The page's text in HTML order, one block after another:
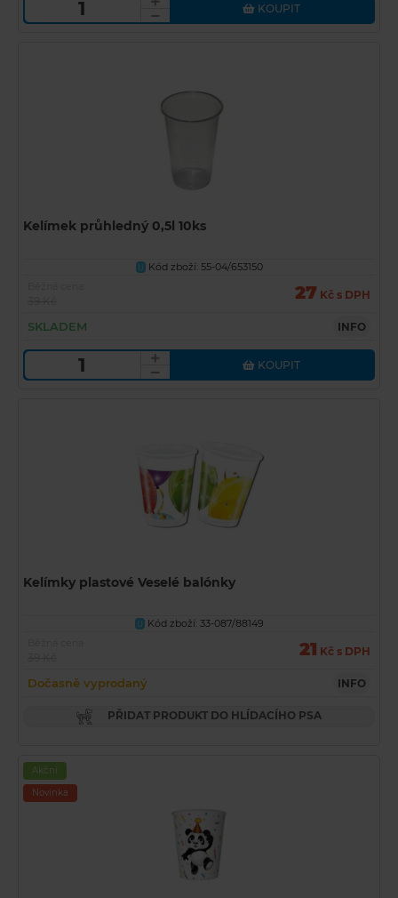
KOUPIT
Kelímek průhledný 0,5l 10ks
U Kód zboží: 55-04/653150
27 Kč s DPH
SKLADEM INFO
KOUPIT
Kelímky plastové Veselé balónky
U Kód zboží: 33-087/88149
21 Kč s DPH
Dočasně vyprodaný INFO
PŘIDAT PRODUKT DO HLÍDACÍHO PSA
Akční
Novinka